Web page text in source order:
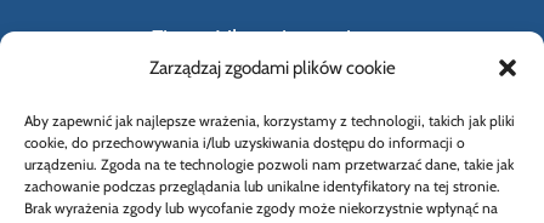
Zarządzaj zgodami plików cookie
Aby zapewnić jak najlepsze wrażenia, korzystamy z technologii, takich jak pliki
cookie, do przechowywania i/lub uzyskiwania dostępu do informacji o
urządzeniu. Zgoda na te technologie pozwoli nam przetwarzać dane, takie jak
zachowanie podczas przeglądania lub unikalne identyfikatory na tej stronie.
Brak wyrażenia zgody lub wycofanie zgody może niekorzystnie wpłynąć na
Firmy Ubezpieczeniowe
Rodzaje ubezpieczeń